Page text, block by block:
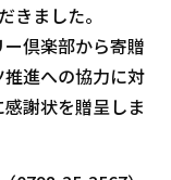
きました。
倶楽部から寄贈
進への協力に対
謝状を贈呈しま